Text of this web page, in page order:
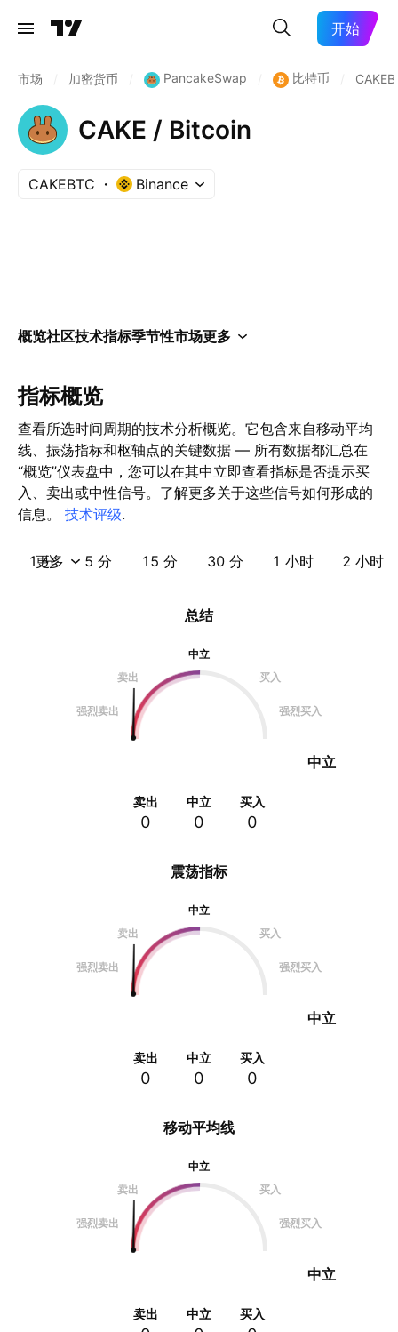
开始
市场 加密货币 PancakeSwap 比特币
CAKE / Bitcoin
CAKEBTC Binance
概览社区技术指标季节性市场更多
指标概览
查看所选时间周期的技术分析概览。它包含来自移动平均
线、振荡指标和枢轴点的关键数据 — 所有数据都汇总在
“概览”仪表盘中，您可以在其中立即查看指标是否提示买
入、卖出或中性信号。了解更多关于这些信号如何形成的
信息。 技术评级.
1 分 5 分 15 分 30 分 1 小时 2 小时
更多
震荡指标
中立
卖出
买入
强烈卖出 强烈买入
中立
卖出
0
中立
0
买入
0
总结
中立
卖出
买入
强烈卖出 强烈买入
中立
卖出
0
中立
0
买入
0
移动平均线
中立
卖出
买入
强烈卖出 强烈买入
中立
卖出 中立 买入